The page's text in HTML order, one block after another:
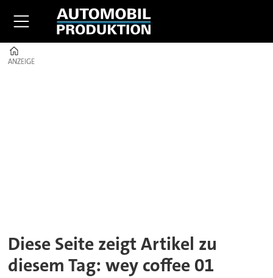
ANZEIGE
ANZEIGE
Diese Seite zeigt Artikel zu
diesem Tag: wey coffee 01